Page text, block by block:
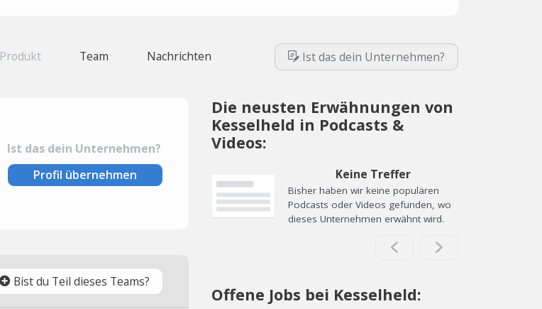
Produkt Team Nachrichten Ist das dein Unternehmen?
Ist das dein Unternehmen?
Profil übernehmen
Bist du Teil dieses Teams?
Die neusten Erwähnungen von
Kesselheld in Podcasts &
Videos:
Keine Treffer
Bisher haben wir keine populären
Podcasts oder Videos gefunden, wo
dieses Unternehmen erwähnt wird.
Offene Jobs bei Kesselheld: